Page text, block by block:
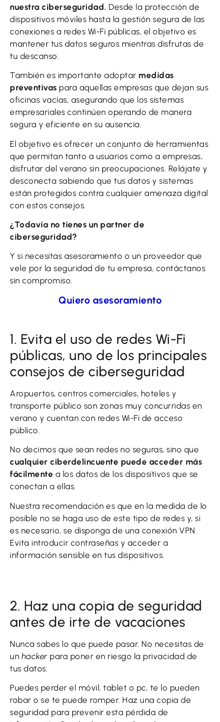
nuestra ciberseguridad. Desde la protección de
dispositivos móviles hasta la gestión segura de las
conexiones a redes Wi-Fi públicas, el objetivo es
mantener tus datos seguros mientras disfrutas de
tu descanso.
También es importante adoptar medidas
preventivas para aquellas empresas que dejan sus
oficinas vacías, asegurando que los sistemas
empresariales continúen operando de manera
segura y eficiente en su ausencia.
El objetivo es ofrecer un conjunto de herramientas
que permitan tanto a usuarios como a empresas,
disfrutar del verano sin preocupaciones. Relájate y
desconecta sabiendo que tus datos y sistemas
están protegidos contra cualquier amenaza digital
con estos consejos.
¿Todavía no tienes un partner de
ciberseguridad?
Y si necesitas asesoramiento o un proveedor que
vele por la seguridad de tu empresa, contáctanos
sin compromiso.
Quiero asesoramiento
1. Evita el uso de redes Wi-Fi
públicas, uno de los principales
consejos de ciberseguridad
Aropuertos, centros comerciales, hoteles y
transporte público son zonas muy concurridas en
verano y cuentan con redes Wi-Fi de acceso
público.
No decimos que sean redes no seguras, sino que
cualquier ciberdelincuente puede acceder más
fácilmente a los datos de los dispositivos que se
conectan a ellas.
Nuestra recomendación es que en la medida de lo
posible no se haga uso de este tipo de redes y, si
es necesario, se disponga de una conexión VPN.
Evita introducir contraseñas y acceder a
información sensible en tus dispositivos.
2. Haz una copia de seguridad
antes de irte de vacaciones
Nunca sabes lo que puede pasar. No necesitas de
un hacker para poner en riesgo la privacidad de
tus datos.
Puedes perder el móvil, tablet o pc, te lo pueden
robar o se te puede romper. Haz una copia de
seguridad para prevenir esta pérdida de